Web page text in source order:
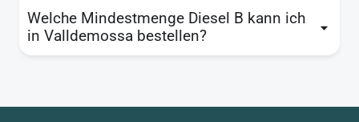
Welche Mindestmenge Diesel B kann ich
in Valldemossa bestellen?